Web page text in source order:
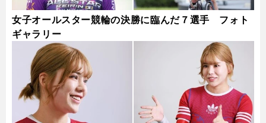
女子オールスター競輪の決勝に臨んだ７選手 フォト
ギャラリー